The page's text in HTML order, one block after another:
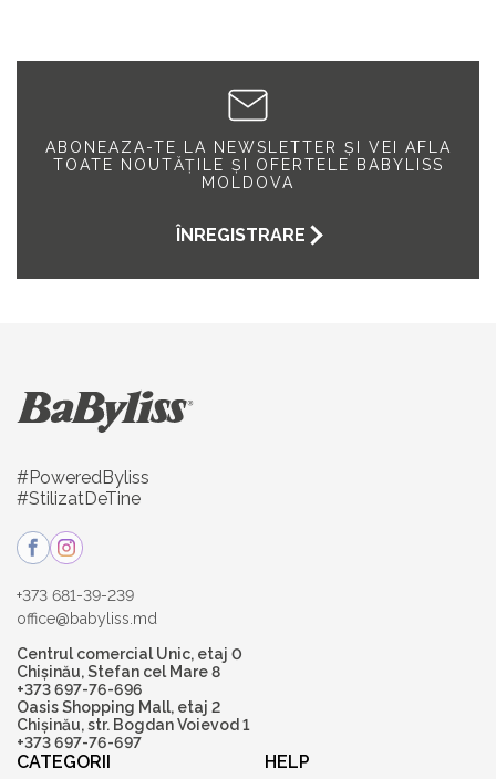
ABONEAZA-TE LA NEWSLETTER ȘI VEI AFLA
TOATE NOUTĂȚILE ȘI OFERTELE BABYLISS
MOLDOVA
ÎNREGISTRARE
#PoweredByliss
#StilizatDeTine
+373 681-39-239
office@babyliss.md
Centrul comercial Unic, etaj 0
Chișinău, Stefan cel Mare 8
+373 697-76-696
Oasis Shopping Mall, etaj 2
Chișinău, str. Bogdan Voievod 1
+373 697-76-697
CATEGORII HELP